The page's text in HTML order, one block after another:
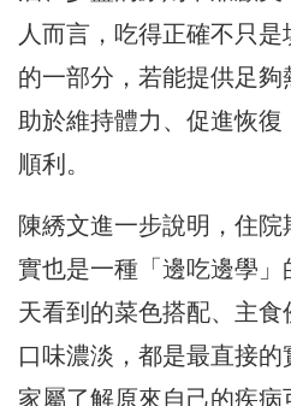
人而言，吃得正確不只
的一部分，若能提供足
助於維持體力、促進恢
順利。
陳綉文進一步說明，住
實也是一種「邊吃邊學
天看到的菜色搭配、主
口味濃淡，都是最直接
家屬了解原來自己的疾